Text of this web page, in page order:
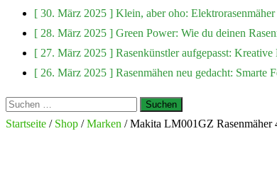
[ 30. März 2025 ] Klein, aber oho:
[ 28. März 2025 ] Green Power: Wie du deinen
[ 27. März 2025 ] Rasenkünstler aufgepasst:
[ 26. März 2025 ] Rasenmähen neu gedacht: Smarte
Suchen
nach:
Startseite / Shop /Marken / Makita LM001GZ Rasenmäher